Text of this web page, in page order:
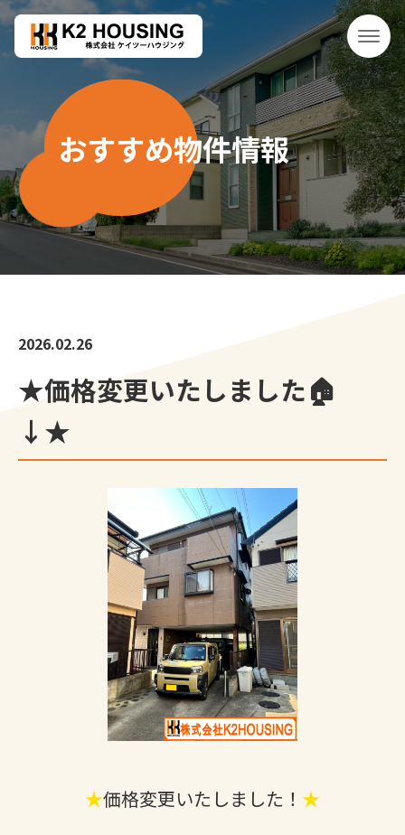
おすすめ物件情報
2026.02.26
★価格変更いたしました🏠
↓★
★価格変更いたしました！ ★